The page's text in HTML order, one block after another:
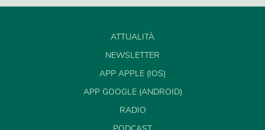
ATTUALITÀ
NEWSLETTER
APP APPLE (IOS)
APP GOOGLE (ANDROID)
RADIO